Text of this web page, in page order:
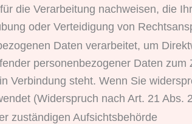
die Verarbeitung nachweisen, die
oder Verteidigung von
Daten verarbeitet, um
personenbezogener Daten
Verbindung steht. Wenn Sie
(Widerspruch nach Art. 21 Abs.
zuständigen Aufsichts­behörde